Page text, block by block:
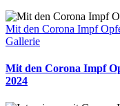
Mit den Corona Impf
Gallerie
Mit den Corona Impf
2024